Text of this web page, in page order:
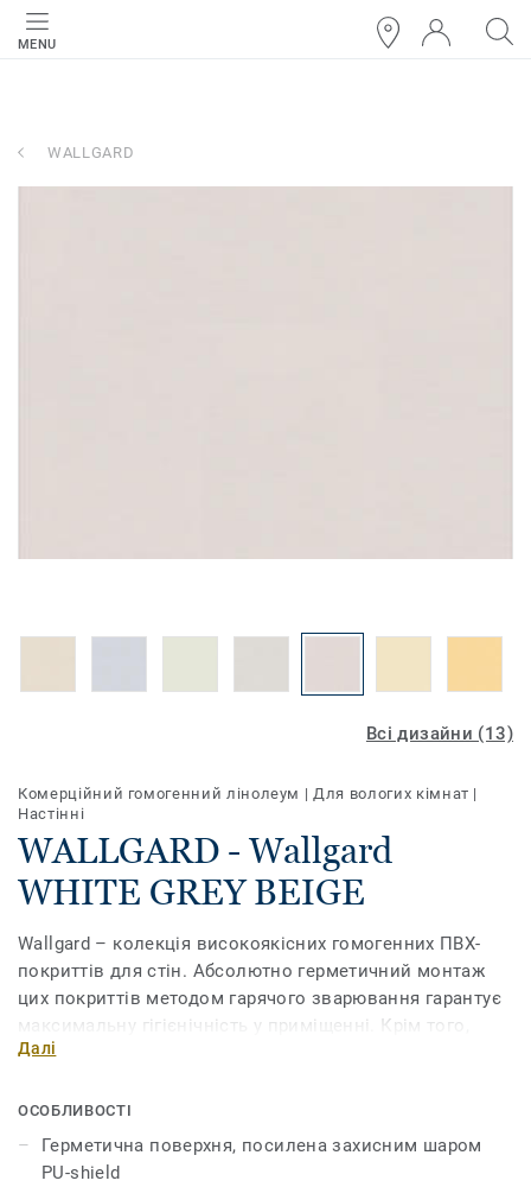
MENU
WALLGARD
Всі дизайни (13)
Комерційний гомогенний лінолеум |Для вологих кімнат |
Настінні
WALLGARD - Wallgard
WHITE GREY BEIGE
Wallgard – колекція високоякісних гомогенних ПВХ-
покриттів для стін. Абсолютно герметичний монтаж
цих покриттів методом гарячого зварювання гарантує
максимальну гігієнічність у приміщенні. Крім того,
вони мають високий рівень зносостійкості і майже не
іншими покриттями для стін.
Далі
ОСОБЛИВОСТІ
Герметична поверхня, посилена захисним шаром
PU-shield